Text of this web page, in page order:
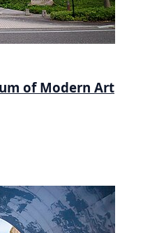
of Modern Art